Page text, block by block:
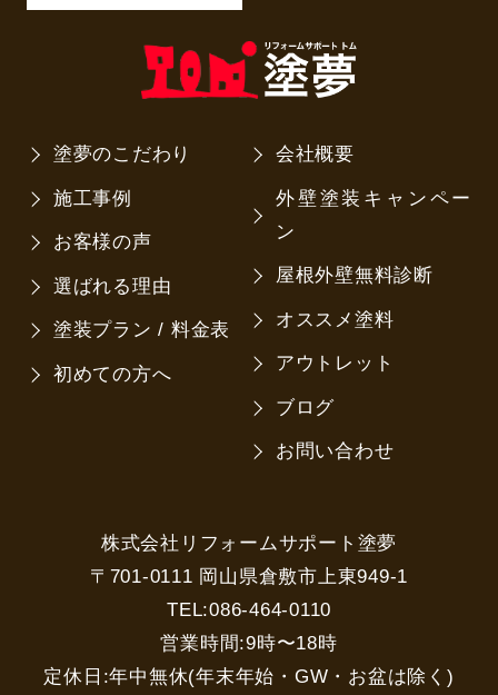
塗夢のこだわり
施工事例
お客様の声
選ばれる理由
塗装プラン / 料金表
初めての方へ
会社概要
外壁塗装キャンペー
ン
屋根外壁無料診断
オススメ塗料
アウトレット
ブログ
お問い合わせ
株式会社リフォームサポート塗夢
〒701-0111 岡山県倉敷市上東949-1
TEL:086-464-0110
営業時間:9時〜18時
定休日:年中無休(年末年始・GW・お盆は除く)